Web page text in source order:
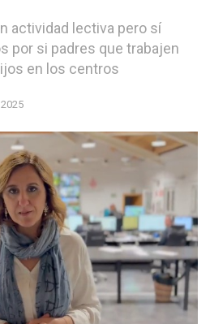
actividad lectiva pero sí
por si padres que trabajen
en los centros